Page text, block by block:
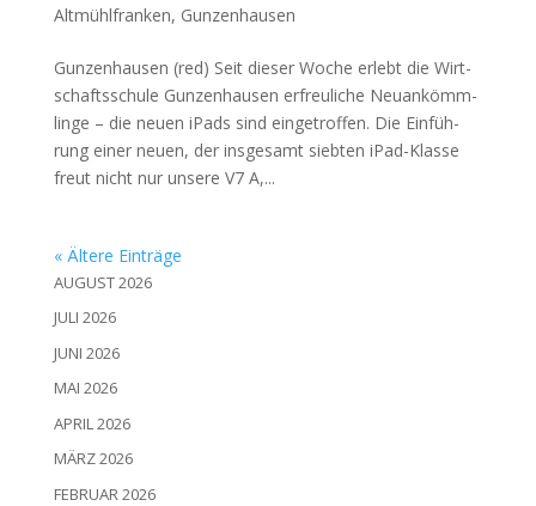
Altmühlfranken, Gunzenhausen
Gun­zen­hau­sen (red) Seit die­ser Woche erlebt die Wirt­
schafts­schu­le Gun­zen­hau­sen erfreu­li­che Neu­an­kömm­
lin­ge – die neu­en iPads sind ein­ge­trof­fen. Die Ein­füh­
rung einer neu­en, der ins­ge­samt sieb­ten iPad-Klas­se
freut nicht nur unse­re V7 A,...
« Ältere Einträge
AUGUST 2026
JULI 2026
JUNI 2026
MAI 2026
APRIL 2026
MÄRZ 2026
FEBRUAR 2026